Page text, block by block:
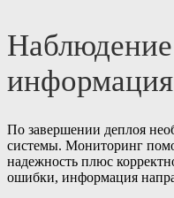
Наблюдение
информация
По завершении деплоя
системы. Мониторинг
надежность плюс
ошибки, информация